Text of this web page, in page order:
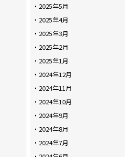
2025年5月
2025年4月
2025年3月
2025年2月
2025年1月
2024年12月
2024年11月
2024年10月
2024年9月
2024年8月
2024年7月